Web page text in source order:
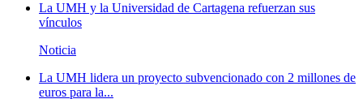
La UMH y la Universidad de Cartagena refuerzan sus
vínculos
Noticia
La UMH lidera un proyecto subvencionado con 2 millones de
euros para la...